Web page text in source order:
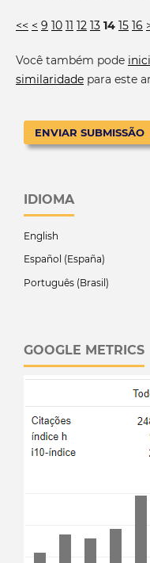
<< < 9 10 11 12 13 14 15 16
Você também pode
similaridadepara este
ENVIAR SUBMISSÃO
IDIOMA
English
Español (España)
Português (Brasil)
GOOGLE METRICS